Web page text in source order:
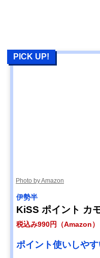
PICK UP!
Photo by Amazon
伊勢半
KiSS ポイント カ
税込み990円（Amazon）
ポイント使いしや